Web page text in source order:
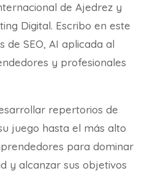
de Ajedrez y
Digital. Escribo en este
de SEO, AI aplicada al
y profesionales
repertorios de
juego hasta el más alto
para dominar
y alcanzar sus objetivos